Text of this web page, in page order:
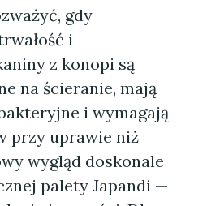
gdy
i
z konopi są
na ścieranie, mają
i wymagają
przy uprawie niż
wygląd doskonale
palety Japandi —